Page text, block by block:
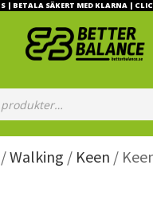
| BETALA SÄKERT MED KLARNA |
Walking / Keen /